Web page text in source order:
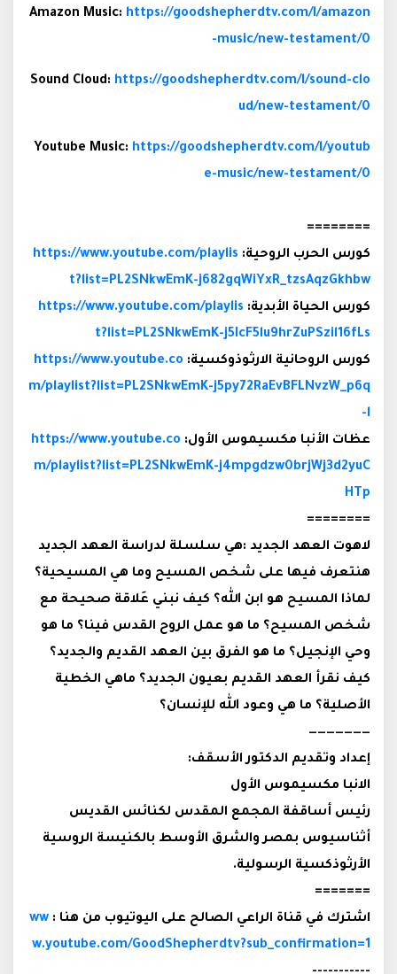
Amazon Music: https://goodshepherdtv.com/l/amazon
-music/new-testament/0
Sound Cloud: https://goodshepherdtv.com/l/sound-clo
ud/new-testament/0
Youtube Music: https://goodshepherdtv.com/l/youtub
e-music/new-testament/0
========
كورس الحرب الروحية: https://www.youtube.com/playlis
t?list=PL2SNkwEmK-j682gqWiYxR_tzsAqzGkhbw
كورس الحياة الأبدية: https://www.youtube.com/playlis
t?list=PL2SNkwEmK-j5IcF5lu9hrZuPSzil16fLs
كورس الروحانية الارثوذوكسية: https://www.youtube.co
m/playlist?list=PL2SNkwEmK-j5py72RaEvBFLNvzW_p6q
-l
عظات الأنبا مكسيموس الأول: https://www.youtube.co
m/playlist?list=PL2SNkwEmK-j4mpgdzw0brjWj3d2yuC
HTp
========
لاهوت العهد الجديد :هي سلسلة لدراسة العهد الجديد
هنتعرف فيها على شخص المسيح وما هي المسيحية؟
لماذا المسيح هو ابن الله؟ كيف نبني عَلاقة صحيحة مع
شخص المسيح؟ ما هو عمل الروح القدس فينا؟ ما هو
وحي الإنجيل؟ ما هو الفرق بين العهد القديم والجديد؟
كيف نقرأ العهد القديم بعيون الجديد؟ ماهي الخطية
الأصلية؟ ما هي وعود الله للإنسان؟
———————
إعداد وتقديم الدكتور الأسقف:
الانبا مكسيموس الأول
رئيس أساقفة المجمع المقدس لكنائس القديس
أثناسيوس بمصر والشرق الأوسط بالكنيسة الروسية
الأرثوذكسية الرسولية.
=======
اشترك في قناة الراعي الصالح على اليوتيوب من هنا : ww
w.youtube.com/GoodShepherdtv?sub_confirmation=1